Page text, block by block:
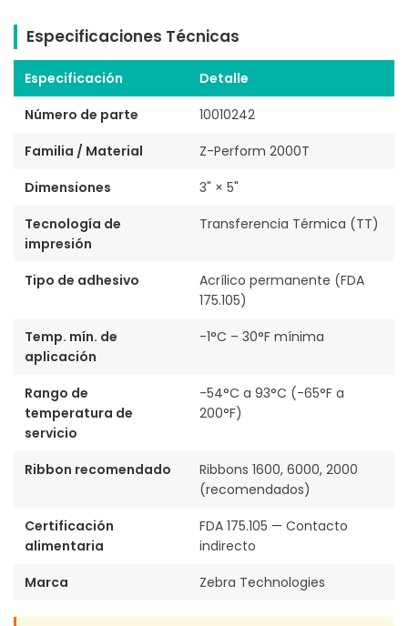
Especificaciones Técnicas
Especificación
Detalle
Número de parte
10010242
Familia / Material
Z-Perform 2000T
Dimensiones
3" × 5"
Tecnología de
impresión
Transferencia Térmica (TT)
Tipo de adhesivo
Acrílico permanente (FDA
175.105)
Temp. mín. de
aplicación
-1°C – 30°F mínima
Rango de
temperatura de
servicio
-54°C a 93°C (-65°F a
200°F)
Ribbon recomendado
Ribbons 1600, 6000, 2000
(recomendados)
Certificación
alimentaria
FDA 175.105 — Contacto
indirecto
Marca
Zebra Technologies